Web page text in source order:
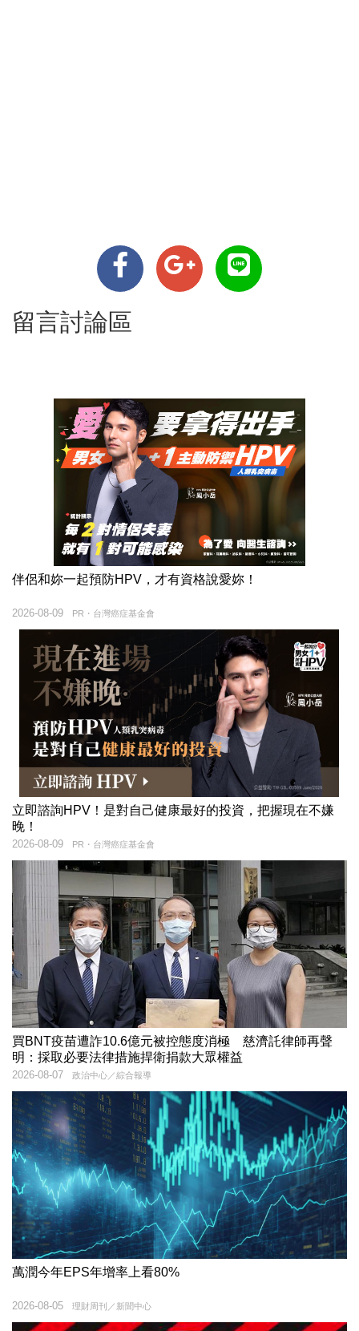
留言討論區
伴侶和妳一起預防HPV，才有資格說愛妳！
PR・台灣癌症基金會
2026-08-09
立即諮詢HPV！是對自己健康最好的投資，把握現在不嫌
晚！
PR・台灣癌症基金會
2026-08-09
買BNT疫苗遭詐10.6億元被控態度消極 慈濟託律師再聲
明：採取必要法律措施捍衛捐款大眾權益
政治中心／綜合報導
2026-08-07
萬潤今年EPS年增率上看80%
理財周刊／新聞中心
2026-08-05